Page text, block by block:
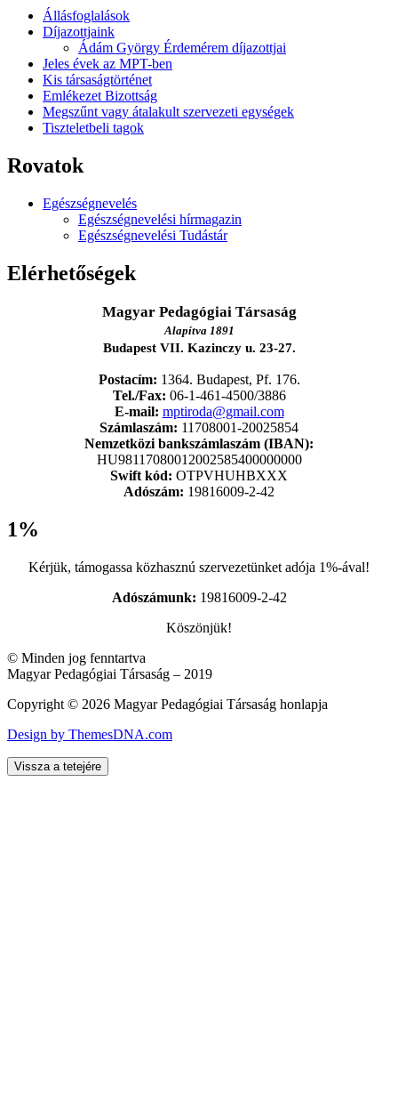
Állásfoglalások
Díjazottjaink
Ádám György Érdemérem díjazottjai
Jeles évek az MPT-ben
Kis társaságtörténet
Emlékezet Bizottság
Megszűnt vagy átalakult szervezeti egységek
Tiszteletbeli tagok
Rovatok
Egészségnevelés
Egészségnevelési hírmagazin
Egészségnevelési Tudástár
Elérhetőségek
Magyar Pedagógiai Társaság
Alapítva 1891
Budapest VII. Kazinczy u. 23-27.
Postacím: 1364. Budapest, Pf. 176.
Tel./Fax: 06-1-461-4500/3886
E-mail: mptiroda@gmail.com
Számlaszám: 11708001-20025854
Nemzetközi bankszámlaszám (IBAN):
HU98117080012002585400000000
Swift kód: OTPVHUHBXXX
Adószám: 19816009-2-42
1%
Kérjük, támogassa közhasznú szervezetünket adója 1%-ával!
Adószámunk: 19816009-2-42
Köszönjük!
© Minden jog fenntartva
Magyar Pedagógiai Társaság – 2019
Copyright © 2026 Magyar Pedagógiai Társaság honlapja
Design by ThemesDNA.com
Vissza a tetejére